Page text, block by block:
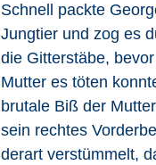
Schnell packte
Jungtier und zog es
die Gitterstäbe,
Mutter es töten
brutale Biß der
sein rechtes
derart verstümmelt,